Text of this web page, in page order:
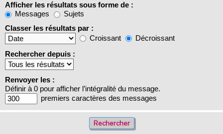
Afficher les résultats sous forme de :
Messages
Sujets
Classer les résultats par :
Croissant
Décroissant
Rechercher depuis :
Renvoyer les :
Définir à 0 pour afficher l’intégralité du message.
premiers caractères des messages